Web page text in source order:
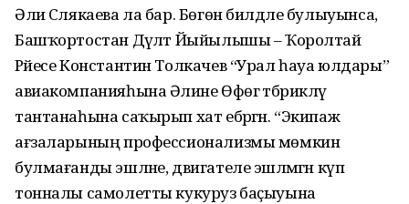
Әлиә Слякаева ла бар. Бөгөн билдәле булыуынса,
Башҡортостан Дәүләт Йыйылышы – Ҡоролтай
Рәйесе Константин Толкачев “Урал һауа юлдары”
авиакомпанияһына Әлиәне Өфөгә тәбрикләү
тантанаһына саҡырып хат ебәргән. “Экипаж
ағзаларының профессионализмы мөмкин
булмағанды эшләне, двигателе эшләмәгән күп
тонналы самолетты кукуруз баҫыуына